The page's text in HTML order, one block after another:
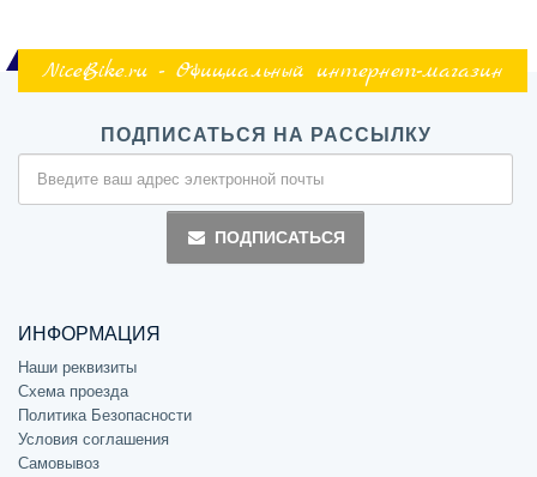
NiceBike.ru - Официальный интернет-магазин
ПОДПИСАТЬСЯ НА РАССЫЛКУ
ПОДПИСАТЬСЯ
ИНФОРМАЦИЯ
Наши реквизиты
Схема проезда
Политика Безопасности
Условия соглашения
Самовывоз